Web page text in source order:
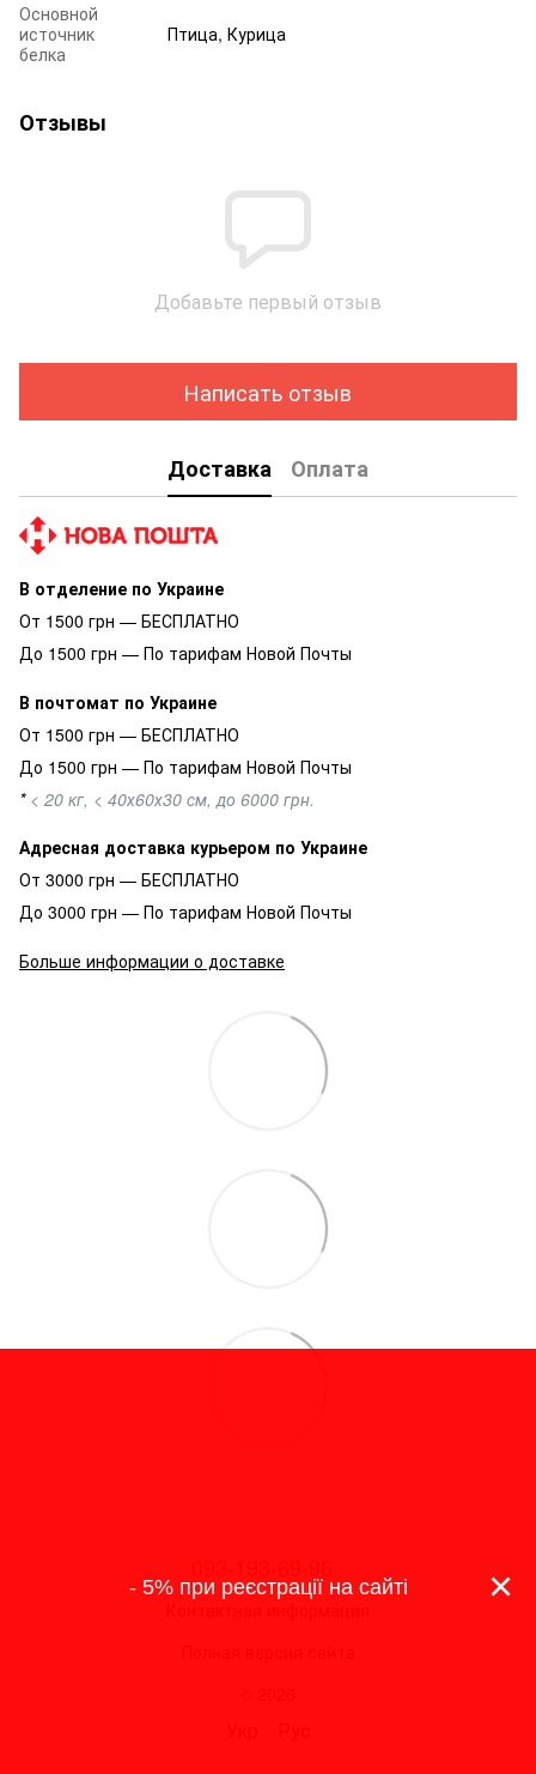
Основной
источник
белка
Птица, Курица
Отзывы
Добавьте первый отзыв
Написать отзыв
Доставка Оплата
В отделение по Украине
От 1500 грн — БЕСПЛАТНО
До 1500 грн — По тарифам Новой Почты
В почтомат по Украине
От 1500 грн — БЕСПЛАТНО
До 1500 грн — По тарифам Новой Почты
* < 20 кг, < 40х60х30 см, до 6000 грн.
Адресная доставка курьером по Украине
От 3000 грн — БЕСПЛАТНО
До 3000 грн — По тарифам Новой Почты
Больше информации о доставке
×
- 5% при реєстрації на сайті